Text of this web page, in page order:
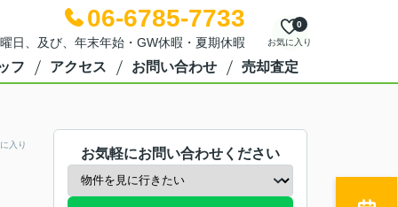
06-6785-7733
、及び、年末年始・GW休暇・夏期休暇 お気に入り
0
フ アクセス お問い合わせ 売却査定
入り
お気軽にお問い合わせください